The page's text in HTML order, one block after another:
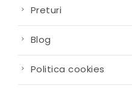
Preturi
Blog
Politica cookies